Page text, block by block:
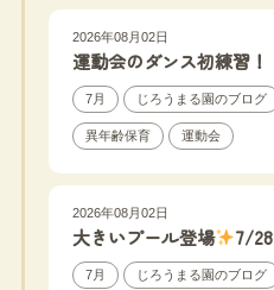
2026年08月02日
運動会のダンス初練習！
7月 じろうまる園のブログ
異年齢保育 運動会
2026年08月02日
大きいプール登場 7/28
7月 じろうまる園のブログ